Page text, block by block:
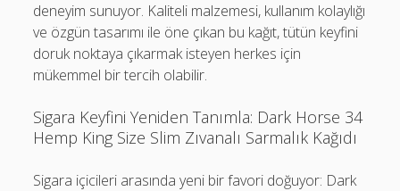
deneyim sunuyor. Kaliteli malzemesi, kullanım kolaylığı
ve özgün tasarımı ile öne çıkan bu kağıt, tütün keyfini
doruk noktaya çıkarmak isteyen herkes için
mükemmel bir tercih olabilir.
Sigara Keyfini Yeniden Tanımla: Dark Horse 34
Hemp King Size Slim Zıvanalı Sarmalık Kağıdı
Sigara içicileri arasında yeni bir favori doğuyor: Dark